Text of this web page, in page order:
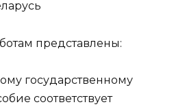
представлены:
государственному
соответствует